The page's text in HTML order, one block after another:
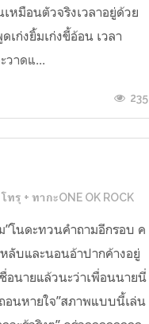
หมือนตัวจริงเวลาอยู่ด้วย
เก่งยิ้มเก่งขี้อ้อน เวลา
วาดแ...
235
ทรุ + ทากะONE OK ROCK
”โนดะทวนคำถามอีกรอบ ค
ลับและนอนอ้าปากค้างอยู่
อนายแล้วนะว่าเพื่อนนายนี่
อนหายใจ”สภาพแบบนี้เล่น